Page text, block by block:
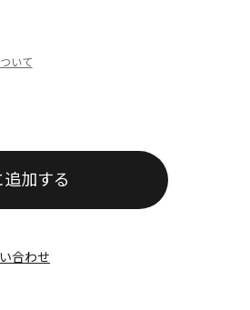
いて
加する
合わせ